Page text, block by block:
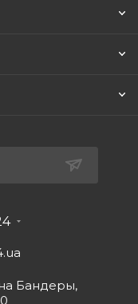
Бандеры,